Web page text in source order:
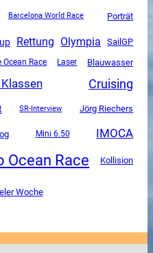
Barcelona World Race Porträt
Rettung Olympia SailGP
Ocean Race Laser Blauwasser
Cruising
SR-Interview Jörg Riechers
Mini 6.50 IMOCA
Ocean Race Kollision
Woche